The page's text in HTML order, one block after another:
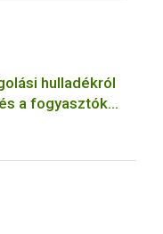
hulladékról
a fogyasztók
szóló